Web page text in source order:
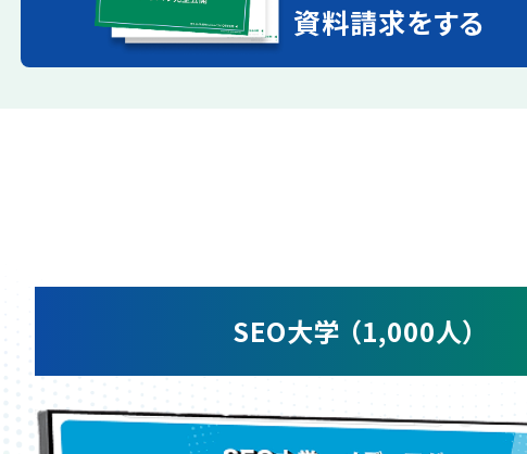
資料請求をする
SEO大学 （1,000人）